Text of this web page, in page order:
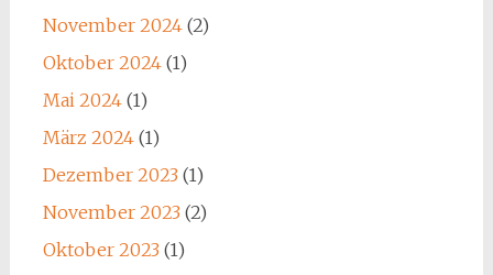
November 2024(2)
Oktober 2024(1)
Mai 2024(1)
März 2024(1)
Dezember 2023 (1)
November 2023 (2)
Oktober 2023 (1)